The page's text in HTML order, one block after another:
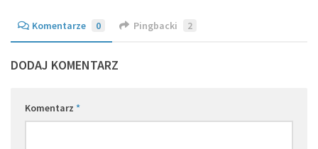
Komentarze 0 Pingbacki 2
DODAJ KOMENTARZ
Komentarz *